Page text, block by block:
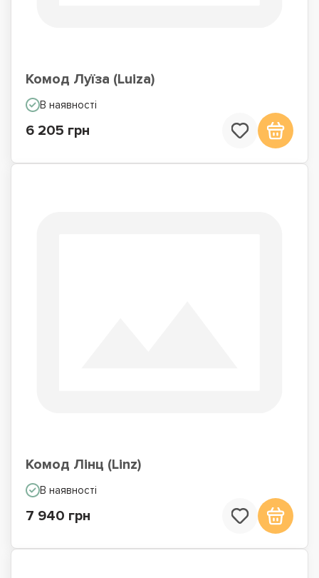
Комод Луїза (Luiza)
В наявності
6 205 грн
Комод Лінц (Linz)
В наявності
7 940 грн